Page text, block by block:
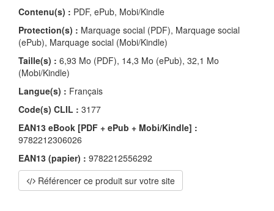
Contenu(s) : PDF, ePub, Mobi/Kindle
Protection(s) : Marquage social (PDF), Marquage social
(ePub), Marquage social (Mobi/Kindle)
Taille(s) : 6,93 Mo (PDF), 14,3 Mo (ePub), 32,1 Mo
(Mobi/Kindle)
Langue(s) : Français
Code(s) CLIL : 3177
EAN13 eBook [PDF + ePub + Mobi/Kindle] :
9782212306026
EAN13 (papier) : 9782212556292
Référencer ce produit sur votre site